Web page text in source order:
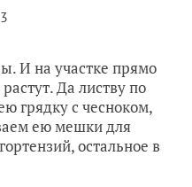
И на участке прямо
грядку с чесноком,
ею мешки для
остальное в